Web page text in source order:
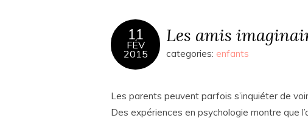
11
FÉV
2015
Les amis
categories: enfants
Les parents peuvent parfois s’inquiéter de
Des expériences en psychologie montre que